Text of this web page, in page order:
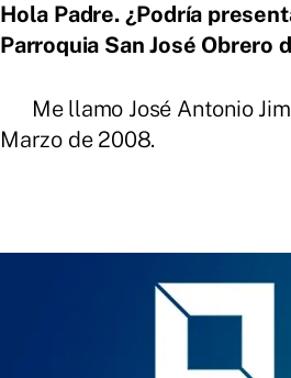
Hola Padre. ¿Podría
Parroquia San José Obrero
Me llamo José Antonio
Marzo de 2008.